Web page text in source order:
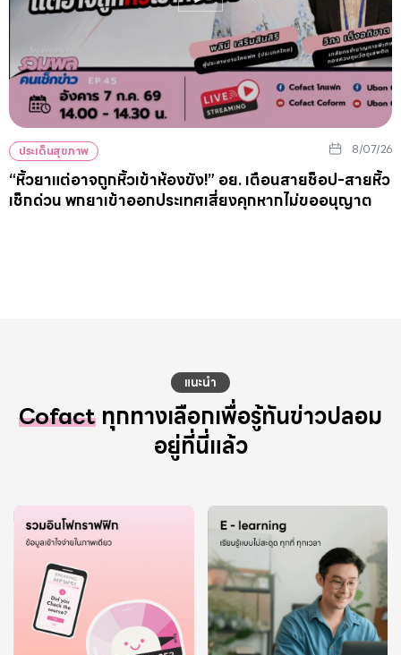
ประเด็นสุขภาพ 8/07/26
“หิ้วยาแต่อาจถูกหิ้วเข้าห้องขัง!” อย. เตือนสายช็อป-สายหิ้ว
เช็กด่วน พกยาเข้าออกประเทศเสี่ยงคุกหากไม่ขออนุญาต
แนะนำ
Cofact ทุกทางเลือกเพื่อรู้ทันข่าวปลอม
อยู่ที่นี่แล้ว